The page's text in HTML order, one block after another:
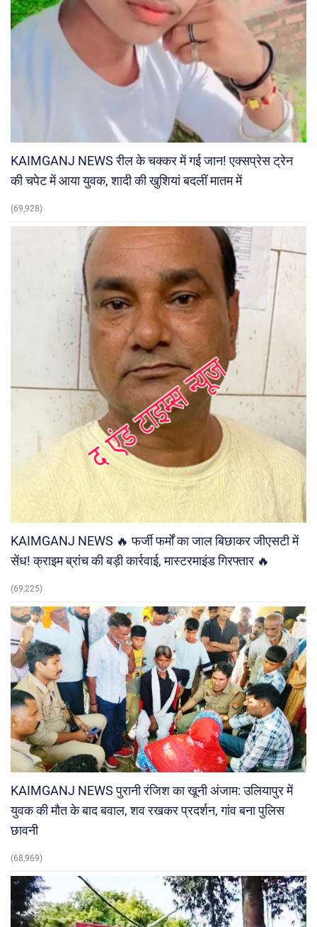
KAIMGANJ NEWS रील के चक्कर में गई जान! एक्सप्रेस ट्रेन
की चपेट में आया युवक, शादी की खुशियां बदलीं मातम में
(69,928)
KAIMGANJ NEWS 🔥 फर्जी फर्मों का जाल बिछाकर जीएसटी में
सेंध! क्राइम ब्रांच की बड़ी कार्रवाई, मास्टरमाइंड गिरफ्तार 🔥
(69,225)
KAIMGANJ NEWS पुरानी रंजिश का खूनी अंजाम: उलियापुर में
युवक की मौत के बाद बवाल, शव रखकर प्रदर्शन, गांव बना पुलिस
छावनी
(68,969)